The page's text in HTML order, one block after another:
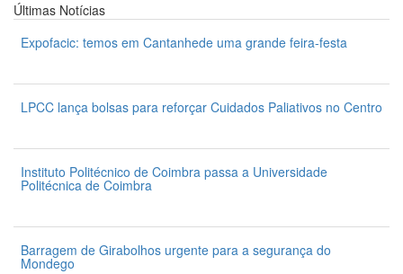
Últimas Notícias
Expofacic: temos em Cantanhede uma grande feira-festa
LPCC lança bolsas para reforçar Cuidados Paliativos no Centro
Instituto Politécnico de Coimbra passa a Universidade
Politécnica de Coimbra
Barragem de Girabolhos urgente para a segurança do
Mondego